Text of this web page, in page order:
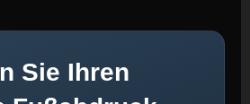
Sie Ihren